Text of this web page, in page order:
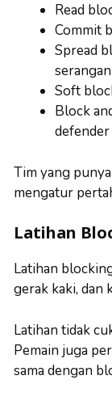
Read
Commit
Spread
serangan
Soft
Block
defender
Tim yang
mengatur
Latihan
Latihan
gerak kaki, dan
Latihan tidak
Pemain juga
sama dengan